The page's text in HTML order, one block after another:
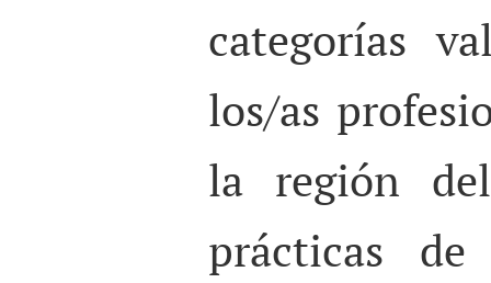
categorías
los/as
la región
prácticas